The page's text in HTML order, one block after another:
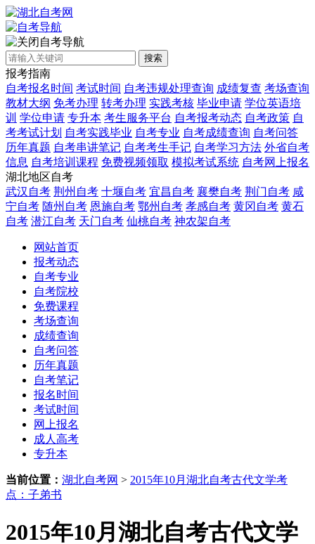
自考导航
搜索
报考指南
自考报名时间 考试时间 自考违规处理查询 成绩复查 考场查询
教材大纲 免考办理 转考办理 实践考核 毕业申请 学位英语培
训 学位申请 专升本 考生服务平台 自考报考动态 自考政策 自
考考试计划 自考实践毕业 自考专业 自考成绩查询 自考问答
历年真题 自考串讲笔记 自考考生手记 自考学习方法 外省自考
信息 自考培训课程 免费视频领取 模拟考试系统 自考网上报名
湖北地区自考
武汉自考 荆州自考 十堰自考 宜昌自考 襄樊自考 荆门自考 咸
宁自考 随州自考 恩施自考 鄂州自考 孝感自考 黄冈自考 黄石
自考 潜江自考 天门自考 仙桃自考 神农架自考
网站首页
报考动态
自考专业
自考院校
免费课程
考场查询
成绩查询
自考问答
历年真题
自考笔记
报名时间
考试时间
网上报名
成人高考
专升本
当前位置： 湖北自考网 > 2015年10月湖北自考古代文学考
点：子弟书
2015年10月湖北自考古代文学